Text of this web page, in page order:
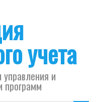
учета
и
программ